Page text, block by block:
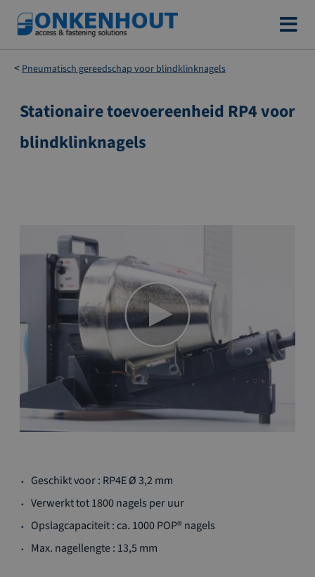
Ga
naar
de
inhoud
Pneumatisch gereedschap voor blindklinknagels
Ga
het
Stationaire toevoereenheid RP4 voor
blindklinknagels
naar
het
van
de
Geschikt voor : RP4E Ø 3,2 mm
Verwerkt tot 1800 nagels per uur
Opslagcapaciteit : ca. 1000 POP® nagels
Max. nagellengte : 13,5 mm